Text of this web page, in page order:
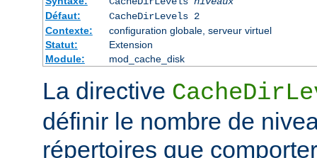
Défaut:
CacheDirLevels 2
Contexte:
configuration globale, serveur virtuel
Statut:
Extension
Module:
mod_cache_disk
La directive
définir le nombre de
répertoires que